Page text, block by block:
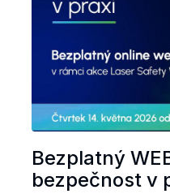
Bezplatný
bezpečnost v